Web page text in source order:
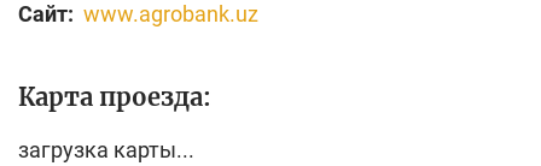
Сайт: www.agrobank.uz
Карта проезда:
загрузка карты...